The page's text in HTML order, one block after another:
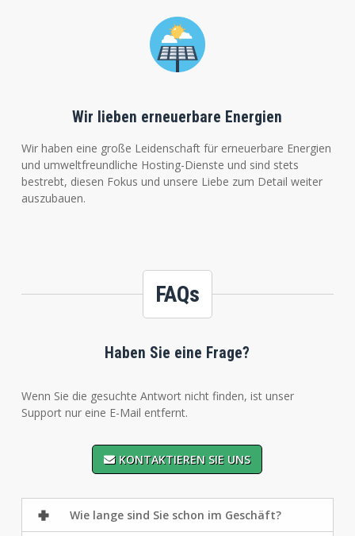
Wir lieben erneuerbare Energien
Wir haben eine große Leidenschaft für erneuerbare Energien
und umweltfreundliche Hosting-Dienste und sind stets
bestrebt, diesen Fokus und unsere Liebe zum Detail weiter
auszubauen.
FAQs
Haben Sie eine Frage?
Wenn Sie die gesuchte Antwort nicht finden, ist unser
Support nur eine E-Mail entfernt.
KONTAKTIEREN SIE UNS
Wie lange sind Sie schon im Geschäft?